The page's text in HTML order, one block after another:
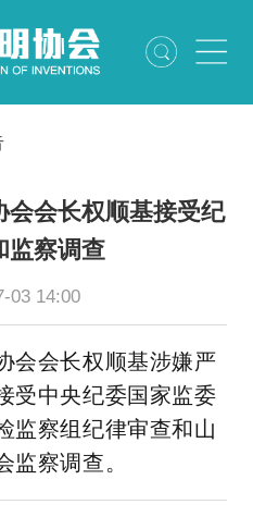
会会长权顺基接受纪
监察调查
03 14:00
会会长权顺基涉嫌严
受中央纪委国家监委
监察组纪律审查和山
察调查。